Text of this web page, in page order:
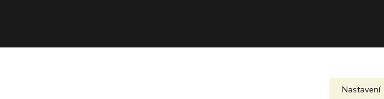
Nastavení